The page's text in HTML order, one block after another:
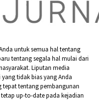
untuk semua hal tentang
tentang segala hal mulai dari
Liputan media
tidak bias yang Anda
tentang pembangunan
up-to-date pada kejadian